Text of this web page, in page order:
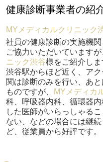
健康診断事業者の紹
MYメディカルクリニック
社員の健康診断の実施機
ご協力いただいています
ニック渋谷様をご紹介しま
渋谷駅からほど近く、ア
関は診断のみを行い、あ
ものですが、
MYメディカ
科、呼吸器内科、循環器
した医師がいらっしゃる
ない、などの場合には継
ど、従業員から好評です。